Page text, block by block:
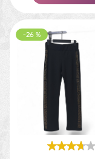
-26 %